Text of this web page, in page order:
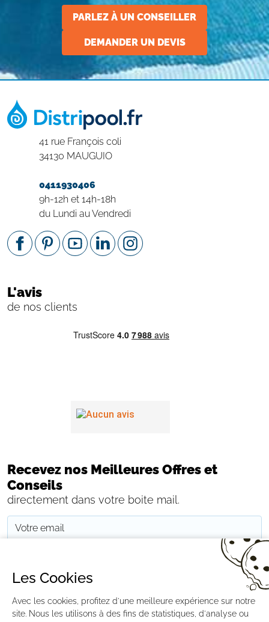
PARLEZ À UN CONSEILLER
DEMANDER UN DEVIS
41 rue François coli
34130 MAUGUIO
0411930406
9h-12h et 14h-18h
du Lundi au Vendredi
L'avis
de nos clients
Recevez nos Meilleures Offres et
Conseils
directement dans votre boite mail.
CONTACTEZ-NOUS PAIEMENT LIVRAISON
RÉTRACTATION
MENTIONS LÉGALES
CGV RGPD BLOG
GESTION DES COOKIES
Les Cookies
Avec les cookies, profitez d'une meilleure expérience sur notre
site. Nous les utilisons à des fins de statistiques, d'analyse ou